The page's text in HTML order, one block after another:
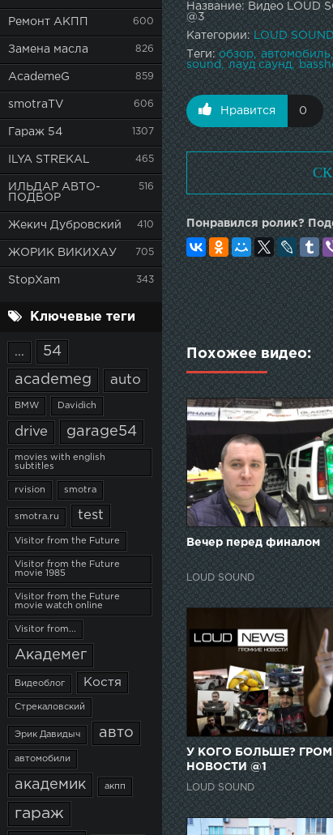
Ремонт АКПП 600
Замена масла 826
AcademeG 859
smotraTV 606
Гараж 54 1307
ILYA STREKAL 465
ИЛЬДАР АВТО-
ПОДБОР
516
Жекич Дубровский 410
ЖОРИК ВИКИХАУ 705
StopXam 343
Ключевые теги
... 54
academeg auto
BMW Davidich
drive garage54
movies with english
subtitles
rvision smotra
smotra.ru test
Visitor from the Future
Visitor from the Future
movie 1985
Visitor from the Future
movie watch online
Visitor from...
Академег
Видеоблог Костя
Стрекаловский
Эрик Давидыч авто
автомобили
академик акпп
гараж
Название: Видео
@3
Категории:LOUD SOUND
Теги:обзор автомобиль
sound
лауд саунд
Нравится 0
Понравился ролик?
Похожее видео:
Вечер перед финалом
LOUD SOUND
У КОГО БОЛЬШЕ?
НОВОСТИ @1
LOUD SOUND